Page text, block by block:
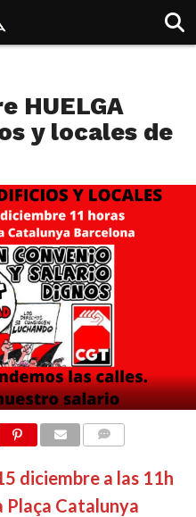
HUELGA
y locales de
diciembre a las 11h
Catalunya